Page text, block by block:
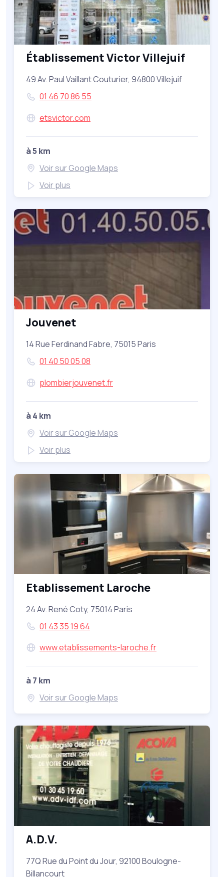
Établissement Victor Villejuif
49 Av. Paul Vaillant Couturier, 94800 Villejuif
01 46 70 86 55
etsvictor.com
à 5 km
Voir sur Google Maps
Voir plus
Jouvenet
14 Rue Ferdinand Fabre, 75015 Paris
01 40 50 05 08
plombierjouvenet.fr
à 4 km
Voir sur Google Maps
Voir plus
Etablissement Laroche
24 Av. René Coty, 75014 Paris
01 43 35 19 64
www.etablissements-laroche.fr
à 7 km
Voir sur Google Maps
A.D.V.
77Q Rue du Point du Jour, 92100 Boulogne-
Billancourt